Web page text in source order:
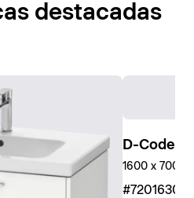
destacadas
D-Code
1600 x 700